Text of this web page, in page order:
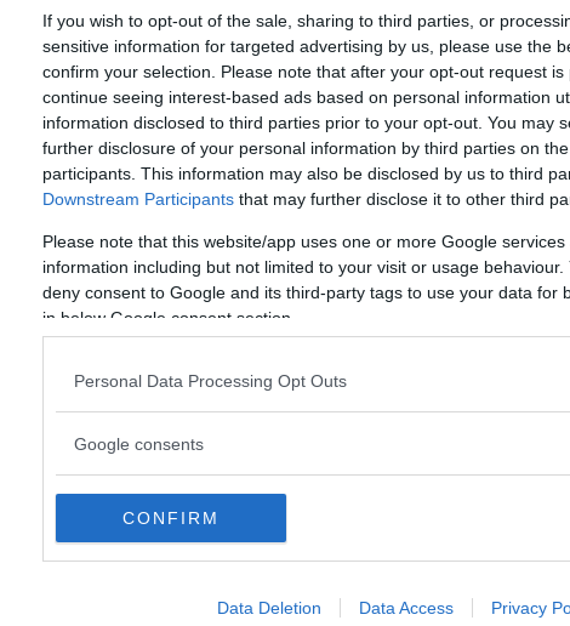
If you wish to opt-out of the sale, sharing to third parties, or
sensitive information for targeted advertising by us, please use the
confirm your selection. Please note that after your opt-out request
continue seeing interest-based ads based on personal information
information disclosed to third parties prior to your opt-out. You may
further disclosure of your personal information by third parties on the
participants. This information may also be disclosed by us to third
Downstream Participants that may further disclose it to other third
Please note that this website/app uses one or more Google
information including but not limited to your visit or usage
deny consent to Google and its third-party tags to use your data for
in below Google consent section.
Personal Data Processing Opt Outs
Google consents
CONFIRM
Data Deletion Data Access Privacy
på Dagens
värld
sedan 1960-talet, parallellt med
sluta prenumerera på DN och vill
för